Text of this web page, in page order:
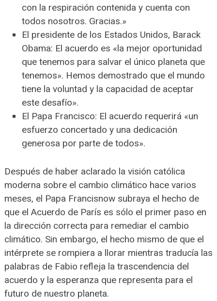
con la respiración contenida y cuenta con
todos nosotros. Gracias.»
El presidente de los Estados Unidos, Barack
Obama: El acuerdo es «la mejor oportunidad
que tenemos para salvar el único planeta que
tenemos». Hemos demostrado que el mundo
tiene la voluntad y la capacidad de aceptar
este desafío».
El Papa Francisco: El acuerdo requerirá «un
esfuerzo concertado y una dedicación
generosa por parte de todos».
Después de haber aclarado la visión católica
moderna sobre el cambio climático hace varios
meses, el Papa Francisnow subraya el hecho de
que el Acuerdo de París es sólo el primer paso en
la dirección correcta para remediar el cambio
climático. Sin embargo, el hecho mismo de que el
intérprete se rompiera a llorar mientras traducía las
palabras de Fabio refleja la trascendencia del
acuerdo y la esperanza que representa para el
futuro de nuestro planeta.